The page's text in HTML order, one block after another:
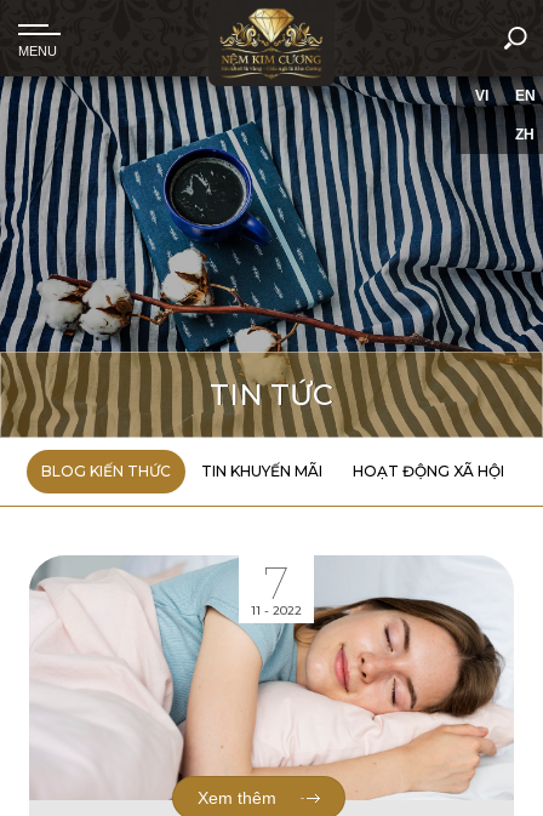
VI EN
ZH
TIN TỨC
BLOG KIẾN THỨC TIN KHUYẾN MÃI HOẠT ĐỘNG XÃ HỘI
7
11 - 2022
Xem thêm